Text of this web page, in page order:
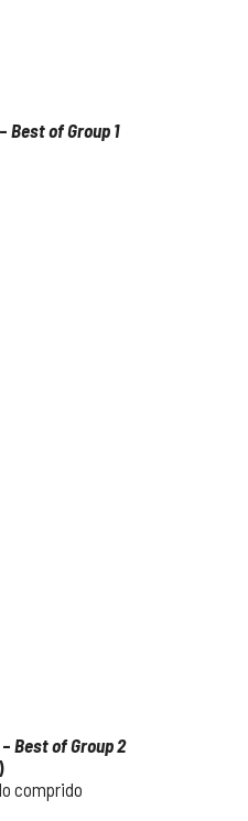
Best of Group 1
Best of Group 2
comprido